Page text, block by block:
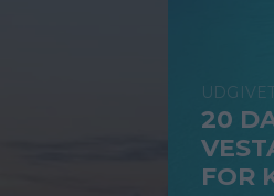
20
FOR